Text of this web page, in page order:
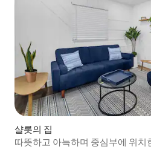
샬롯의 집
따뜻하고 아늑하며 중심부에 위치